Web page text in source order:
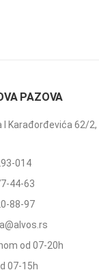
PAZOVA
I Karađorđevića 62/2,
014
44-63
88-97
od 07-20h
07-15h